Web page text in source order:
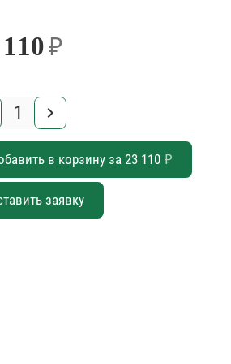
₽
keyboard_arrow_right
в корзину за 23 110 ₽
заявку